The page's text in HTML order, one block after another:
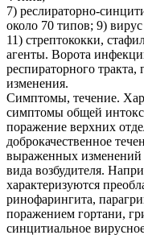
7) реслираторно-
около 70 типов; 9)
11) стрептококки,
агенты. Ворота
респираторного
изменения.
Симптомы, течение.
симптомы общей
поражение верхних
доброкачественное
выраженных изменений
вида возбудителя.
характеризуются
ринофарингита,
поражением гортани,
синцитиальное